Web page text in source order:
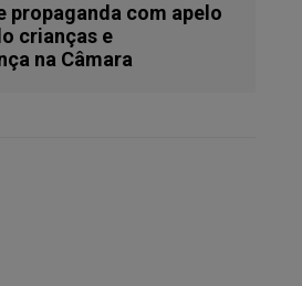
propaganda com apelo
crianças e
na Câmara